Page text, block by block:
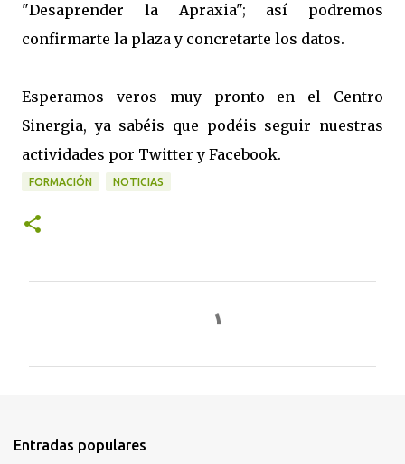
"Desaprender la Apraxia"; así podremos
confirmarte la plaza y concretarte los datos.
Esperamos veros muy pronto en el Centro
Sinergia, ya sabéis que podéis seguir nuestras
actividades por Twitter y Facebook.
FORMACIÓN NOTICIAS
t
Entradas populares